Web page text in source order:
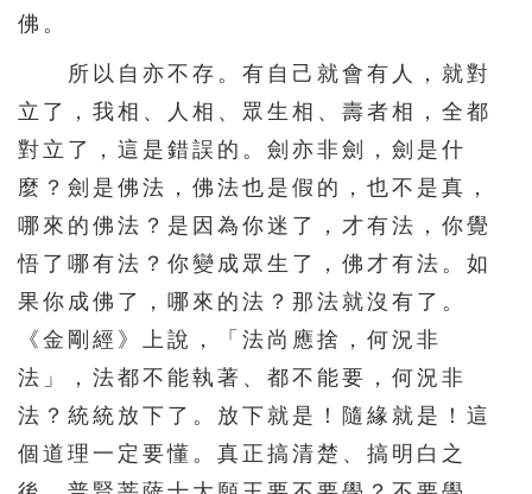
佛。
所以自亦不存。有自己就會有人，就對
立了，我相、人相、眾生相、壽者相，全都
對立了，這是錯誤的。劍亦非劍，劍是什
麼？劍是佛法，佛法也是假的，也不是真，
哪來的佛法？是因為你迷了，才有法，你覺
悟了哪有法？你變成眾生了，佛才有法。如
果你成佛了，哪來的法？那法就沒有了。
《金剛經》上說，「法尚應捨，何況非
法」，法都不能執著、都不能要，何況非
法？統統放下了。放下就是！隨緣就是！這
個道理一定要懂。真正搞清楚、搞明白之